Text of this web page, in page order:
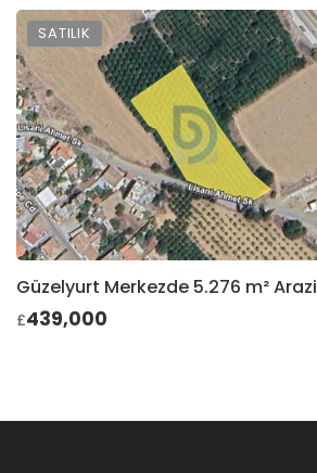
SATILIK
Güzelyurt Merkezde 5.276 m² Arazi
£439,000